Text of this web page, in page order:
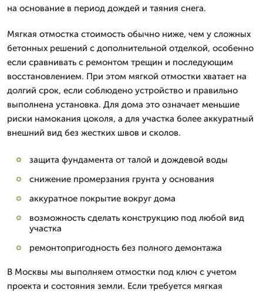
на основание в период дождей и таяния снега.
Мягкая отмостка стоимость обычно ниже, чем у сложных
бетонных решений с дополнительной отделкой, особенно
если сравнивать с ремонтом трещин и последующим
восстановлением. При этом мягкой отмостки хватает на
долгий срок, если соблюдено устройство и правильно
выполнена установка. Для дома это означает меньшие
риски намокания цоколя, а для участка более аккуратный
внешний вид без жестких швов и сколов.
защита фундамента от талой и дождевой воды
снижение промерзания грунта у основания
аккуратное покрытие вокруг дома
возможность сделать конструкцию под любой вид
участка
ремонтопригодность без полного демонтажа
В Москвы мы выполняем отмостки под ключ с учетом
проекта и состояния земли. Если требуется мягкая